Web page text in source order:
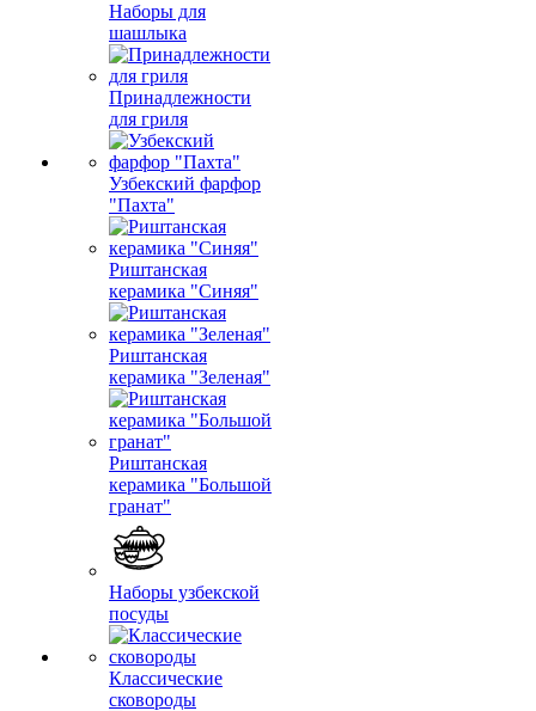
Наборы для
шашлыка
Принадлежности
для гриля
Узбекский фарфор
"Пахта"
Риштанская
керамика "Синяя"
Риштанская
керамика "Зеленая"
Риштанская
керамика "Большой
гранат"
Наборы узбекской
посуды
Классические
сковороды